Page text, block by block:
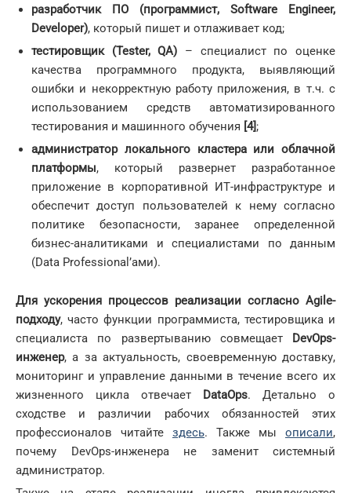
разработчик ПО
(программист, Software Engineer,
Developer), который пишет и отлаживает код;
тестировщик (Tester,QA) – специалист по оценке
качества программного продукта, выявляющий
ошибки и некорректную работу приложения, в т.ч. с
использованием средств автоматизированного
тестирования и машинного обучения [4];
администратор локального кластера или облачной
платформы, который развернет разработанное
приложение в корпоративной ИТ-инфраструктуре и
обеспечит доступ пользователей к нему согласно
политике безопасности, заранее определенной
бизнес-аналитиками и специалистами по данным
(Data Professional’ами).
Для ускорения процессов реализации согласно Agile-
подходу, часто функции программиста, тестировщика и
специалиста по развертыванию совмещает DevOps-
инженер, а за актуальность, своевременную доставку,
мониторинг и управление данными в течение всего их
жизненного цикла отвечает DataOps. Детально о
сходстве и различии рабочих обязанностей этих
профессионалов читайте здесь. Также мы описали,
почему DevOps-инженера не заменит системный
администратор.